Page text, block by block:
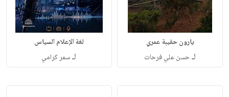
يارون حقيبة عمري
لـحسن علي فرحات
لغة الإعلام السياس
لـسمر كرامي